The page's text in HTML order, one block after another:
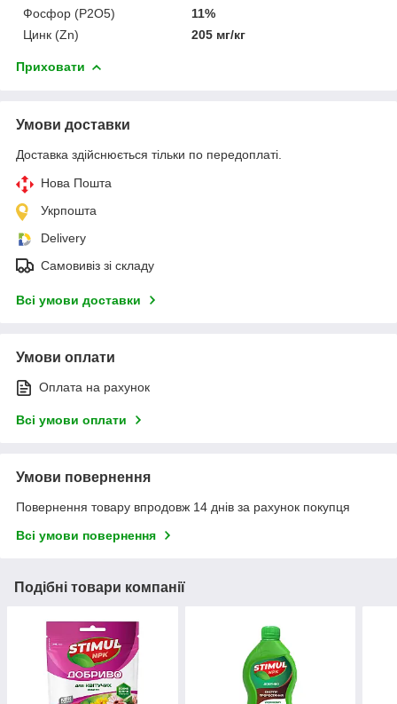
Фосфор (P2O5)
11%
Цинк (Zn)
205 мг/кг
Приховати
Умови доставки
Доставка здійснюється тільки по передоплаті.
Нова Пошта
Укрпошта
Delivery
Самовивіз зі складу
Всі умови доставки
Умови оплати
Оплата на рахунок
Всі умови оплати
Умови повернення
Повернення товару впродовж 14 днів за рахунок покупця
Всі умови повернення
Подібні товари компанії